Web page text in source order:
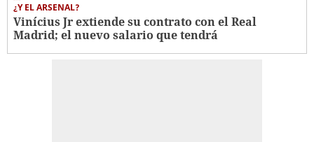
¿Y EL ARSENAL?
Vinícius Jr extiende su contrato con el Real
Madrid; el nuevo salario que tendrá